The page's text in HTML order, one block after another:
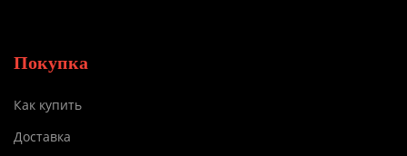
Покупка
Как купить
Доставка